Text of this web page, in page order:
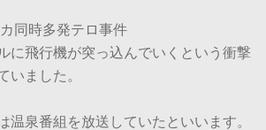
同時多発テロ事件
に飛行機が突っ込んでいくという衝撃
いました。
温泉番組を放送していたといいます。